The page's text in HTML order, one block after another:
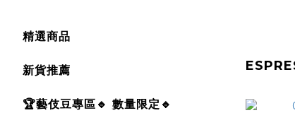
精選商品
新貨推薦
🏆藝伎豆專區🔹 數量限定🔹